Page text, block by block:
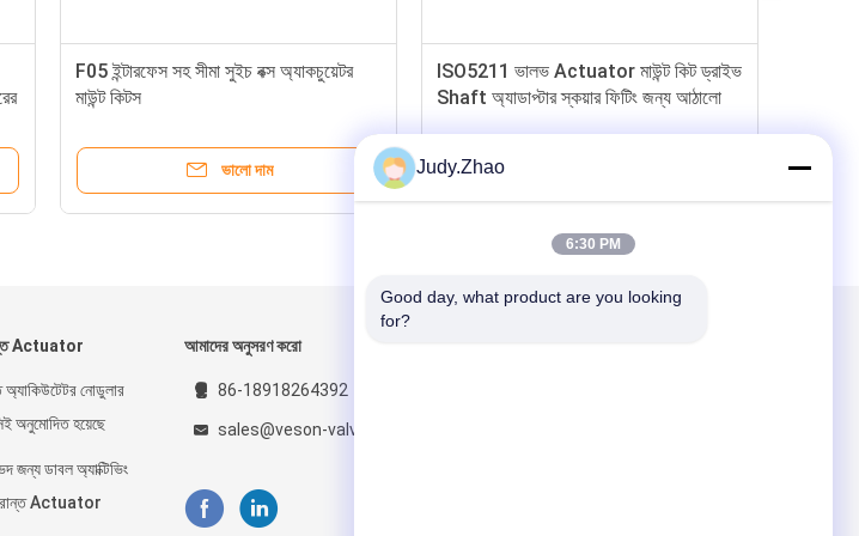
F05 ইন্টারফেস সহ সীমা সুইচ বক্স অ্যাকচুয়েটর
মাউন্ট কিটস
ভালো দাম
ISO5211 ভালভ Actuator মাউন্ট কিট ড্রাইভ
Shaft অ্যাডাপ্টার স্কয়ার ফিটিং জন্য আঠালো
Actuator
নোডুলার
অনুমোদিত হয়েছে
জন্য ডাবল অ্যাক্টিভিং
Actuator
আমাদের অনুসরণ করো
86-18918264392
sales@veson-valve.com
Judy.Zhao
6:30 PM
Good day, what product are you looking
for?